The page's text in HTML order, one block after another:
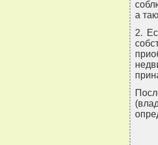
а
2.